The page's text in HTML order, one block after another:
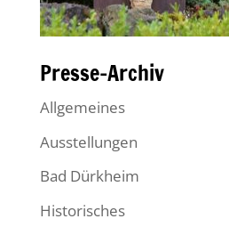
Presse-Archiv
Allgemeines
Ausstellungen
Bad Dürkheim
Historisches